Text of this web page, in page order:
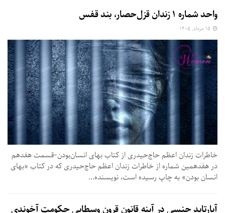
واحد شماره ۱ زندان قزل‌حصار، بند قفس
خاطرات زندان اعظم حاج‌حیدری از کتاب بهای انسان‌بودن-قسمت هفدهم
در هفدهمین شماره از خاطرات زندان اعظم حاج‌حیدری که در کتاب «بهای
انسان بودن» به چاپ رسیده است،‌ نویسنده...
آپارتاید جنسی در آینه قانون قرون وسطایی حکومت آخوندی